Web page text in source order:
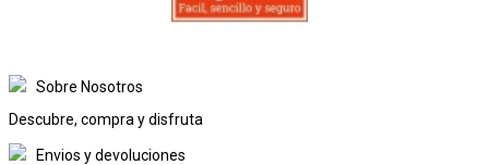
Sobre Nosotros
Descubre, compra y disfruta
Envios y devoluciones